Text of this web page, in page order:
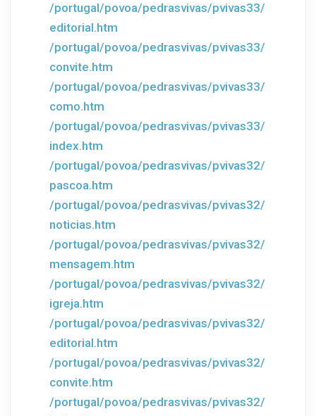
/portugal/povoa/pedrasvivas/pvivas33/
editorial.htm
/portugal/povoa/pedrasvivas/pvivas33/
convite.htm
/portugal/povoa/pedrasvivas/pvivas33/
como.htm
/portugal/povoa/pedrasvivas/pvivas33/
index.htm
/portugal/povoa/pedrasvivas/pvivas32/
pascoa.htm
/portugal/povoa/pedrasvivas/pvivas32/
noticias.htm
/portugal/povoa/pedrasvivas/pvivas32/
mensagem.htm
/portugal/povoa/pedrasvivas/pvivas32/
igreja.htm
/portugal/povoa/pedrasvivas/pvivas32/
editorial.htm
/portugal/povoa/pedrasvivas/pvivas32/
convite.htm
/portugal/povoa/pedrasvivas/pvivas32/